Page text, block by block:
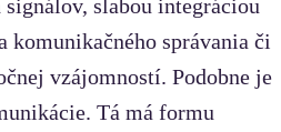
slabou integráciou
komunikačného správania či
vzájomností. Podobne je
Tá má formu